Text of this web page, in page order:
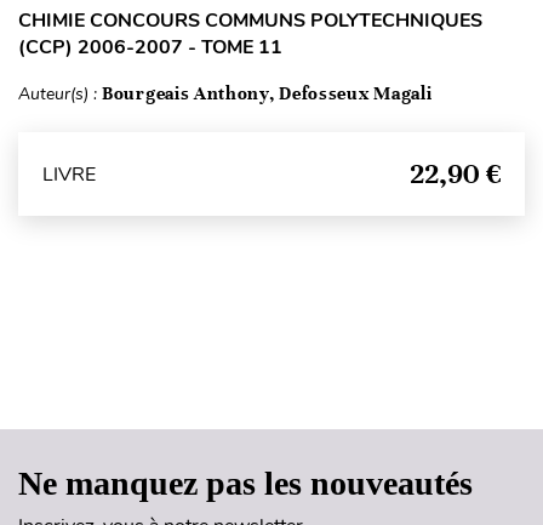
CHIMIE CONCOURS COMMUNS POLYTECHNIQUES
(CCP) 2006-2007 - TOME 11
Auteur(s) : Bourgeais Anthony, Defosseux Magali
LIVRE 22,90 €
Ne manquez pas les nouveautés